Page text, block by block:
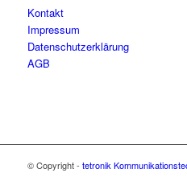
Kontakt
Impressum
Datenschutzerklärung
AGB
© Copyright - tetronik